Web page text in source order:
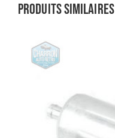
Produits similaires